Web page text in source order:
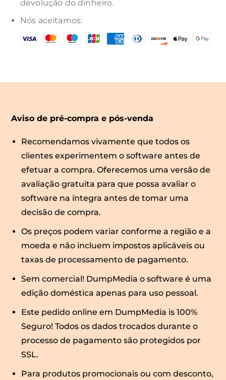
devolução do dinheiro.
Nós aceitamos:
Aviso de pré-compra e pós-venda
Recomendamos vivamente que todos os
clientes experimentem o software antes de
efetuar a compra. Oferecemos uma versão de
avaliação gratuita para que possa avaliar o
software na íntegra antes de tomar uma
decisão de compra.
Os preços podem variar conforme a região e a
moeda e não incluem impostos aplicáveis ​​ou
taxas de processamento de pagamento.
Sem comercial! DumpMedia o software é uma
edição doméstica apenas para uso pessoal.
Este pedido online em DumpMedia is 100%
Seguro! Todos os dados trocados durante o
processo de pagamento são protegidos por
SSL.
Para produtos promocionais ou com desconto,